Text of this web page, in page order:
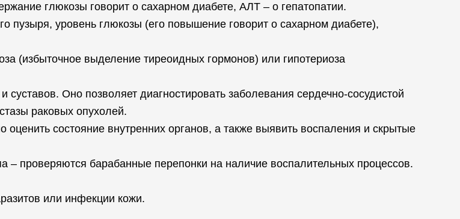
глюкозы говорит о сахарном диабете, АЛТ – о гепатопатии.
пузыря, уровень глюкозы (его повышение говорит о сахарном диабете),
(избыточное выделение тиреоидных гормонов) или гипотериоза
Оно позволяет диагностировать заболевания сердечно-сосудистой
раковых опухолей.
состояние внутренних органов, а также выявить воспаления и скрытые
– проверяются барабанные перепонки на наличие воспалительных процессов.
или инфекции кожи.